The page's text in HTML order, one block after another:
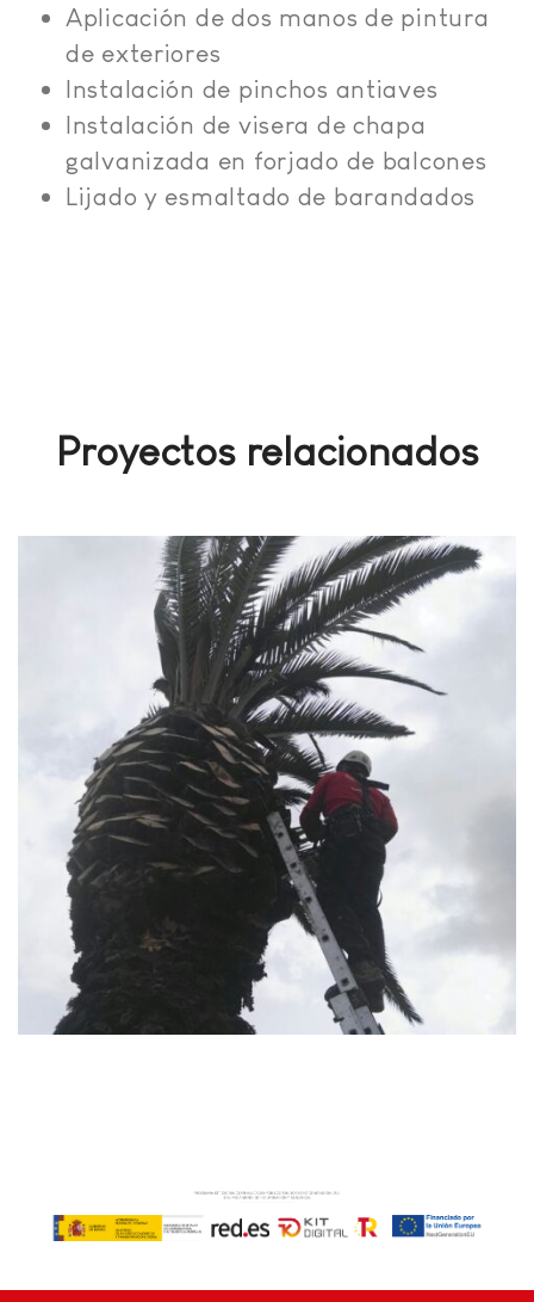
Aplicación de dos manos de pintura
de exteriores
Instalación de pinchos antiaves
Instalación de visera de chapa
galvanizada en forjado de balcones
Lijado y esmaltado de barandados
Proyectos relacionados